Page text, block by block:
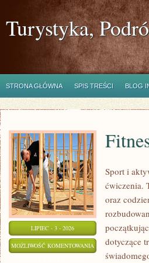
Turystyka,
STRONA GŁÓWNA SPIS TREŚCI BLOG
LIPIEC - 3 - 2026
MOŻLIWOŚĆ KOMENTOWANIA FITNESS
Sport i
ćwiczenia.
oraz
dotyczące